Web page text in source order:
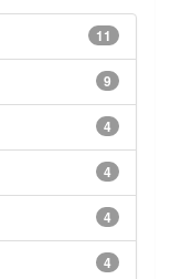
11
9
4
4
4
4